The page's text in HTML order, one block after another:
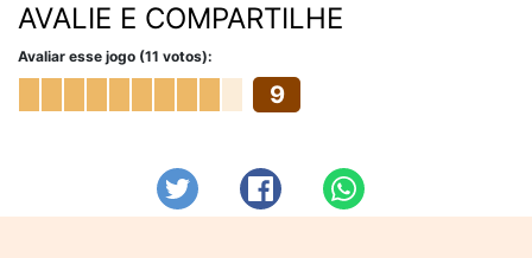
AVALIE E COMPARTILHE
Avaliar esse jogo (11 votos):
9